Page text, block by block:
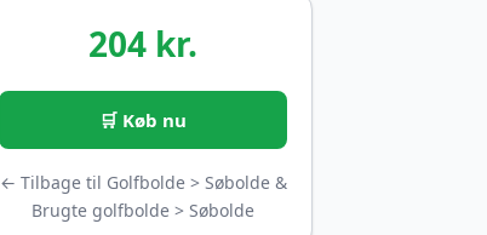
204 kr.
🛒 Køb nu
← Tilbage til Golfbolde > Søbolde &
Brugte golfbolde > Søbolde